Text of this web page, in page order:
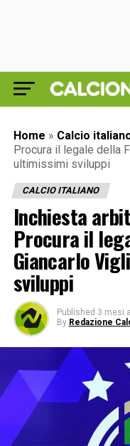
Home » Calcio
Procura il legale della
ultimissimi sviluppi
CALCIO ITALIANO
Inchiesta
Procura il
Giancarlo
sviluppi
Published 3 mesi
By Redazione